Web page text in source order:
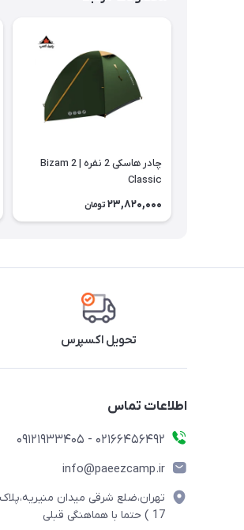
چادر هاسکی 2 نفره | Bizam 2
Classic
23,820,000 تومان
تحویل اکسپرس
اطلاعات تماس
02166456492 - 09121933405
info@paeezcamp.ir
17 ) حتما با هماهنگی قبلی